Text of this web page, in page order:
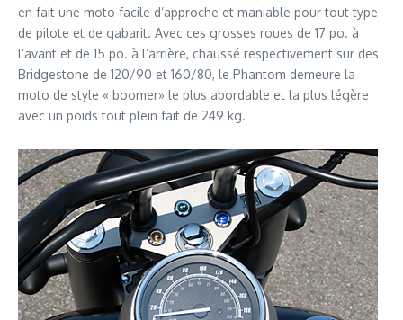
en fait une moto facile d’approche et maniable pour tout type
de pilote et de gabarit. Avec ces grosses roues de 17 po. à
l’avant et de 15 po. à l’arrière, chaussé respectivement sur des
Bridgestone de 120/90 et 160/80, le Phantom demeure la
moto de style « boomer» le plus abordable et la plus légère
avec un poids tout plein fait de 249 kg.